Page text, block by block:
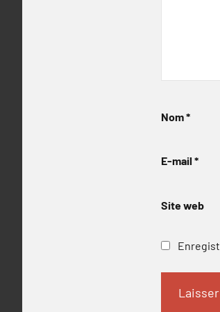
Nom*
E-mail *
Site web